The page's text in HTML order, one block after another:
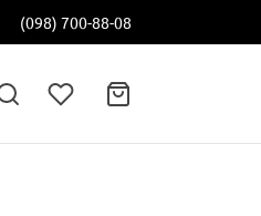
(098) 700-88-08